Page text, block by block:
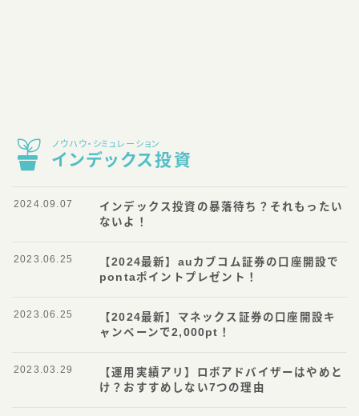
ノウハウ・シミュレーション
インデックス投資
インデックス投資の暴落待ち？それもったい
ないよ！
2024.09.07
【2024最新】auカブコム証券の口座開設で
pontaポイントプレゼント！
2023.06.25
【2024最新】マネックス証券の口座開設キ
ャンペーンで2,000pt！
2023.06.25
【運用実績アリ】ロボアドバイザーはやめと
け？おすすめしない7つの理由
2023.03.29